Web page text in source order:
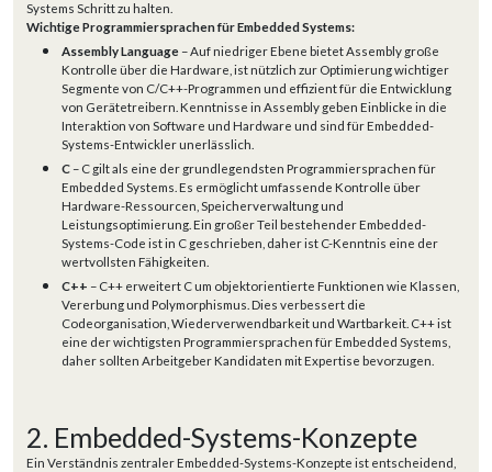
Systems Schritt zu halten.
Wichtige Programmiersprachen für Embedded Systems:
Assembly Language – Auf niedriger Ebene bietet Assembly große
Kontrolle über die Hardware, ist nützlich zur Optimierung wichtiger
Segmente von C/C++-Programmen und effizient für die Entwicklung
von Gerätetreibern. Kenntnisse in Assembly geben Einblicke in die
Interaktion von Software und Hardware und sind für Embedded-
Systems-Entwickler unerlässlich.
C – C gilt als eine der grundlegendsten Programmiersprachen für
Embedded Systems. Es ermöglicht umfassende Kontrolle über
Hardware-Ressourcen, Speicherverwaltung und
Leistungsoptimierung. Ein großer Teil bestehender Embedded-
Systems-Code ist in C geschrieben, daher ist C-Kenntnis eine der
wertvollsten Fähigkeiten.
C++ – C++ erweitert C um objektorientierte Funktionen wie Klassen,
Vererbung und Polymorphismus. Dies verbessert die
Codeorganisation, Wiederverwendbarkeit und Wartbarkeit. C++ ist
eine der wichtigsten Programmiersprachen für Embedded Systems,
daher sollten Arbeitgeber Kandidaten mit Expertise bevorzugen.
2. Embedded-Systems-Konzepte
Ein Verständnis zentraler Embedded-Systems-Konzepte ist entscheidend,